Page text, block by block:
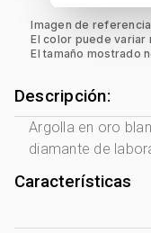
Imagen de referencia
El color puede
El tamaño mostrado
Descripción:
Argolla en oro
diamante de
Características
Tono Metal: